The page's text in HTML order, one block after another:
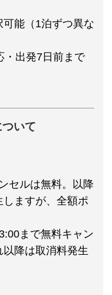
可能（1泊ずつ異な
・出発7日前まで
いて
セルは無料。以降
ますが、全額ポ
まで無料キャン
降は取消料発生